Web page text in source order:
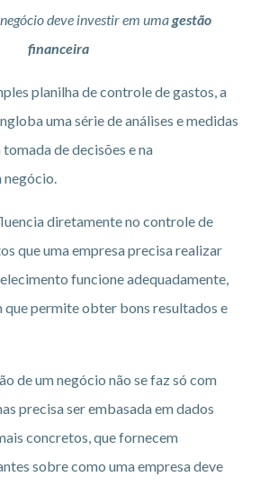
deve investir em umagestão
financeira
planilha de controle de gastos, a
uma série de análises e medidas
de decisões e na
negócio.
diretamente no controle de
que uma empresa precisa realizar
funcione adequadamente,
que permite obter bons resultados e
de um negócio não se faz só com
precisa ser embasada em dados
concretos, que fornecem
sobre como uma empresa deve